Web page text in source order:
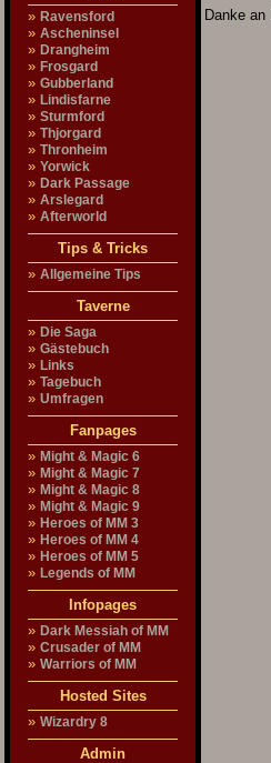
» Ravensford
» Ascheninsel
» Drangheim
» Frosgard
» Gubberland
» Lindisfarne
» Sturmford
» Thjorgard
» Thronheim
» Yorwick
» Dark Passage
» Arslegard
» Afterworld
Tips & Tricks
» Allgemeine Tips
Taverne
» Die Saga
» Gästebuch
» Links
» Tagebuch
» Umfragen
Fanpages
» Might & Magic 6
» Might & Magic 7
» Might & Magic 8
» Might & Magic 9
» Heroes of MM 3
» Heroes of MM 4
» Heroes of MM 5
» Legends of MM
Infopages
» Dark Messiah of MM
» Crusader of MM
» Warriors of MM
Hosted Sites
» Wizardry 8
Admin
Danke an